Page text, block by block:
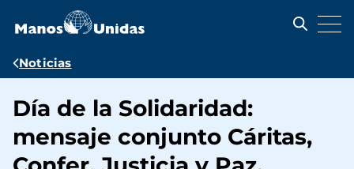
contenido
Ruta
navegación
Noticias
Día de la Solidaridad:
mensaje conjunto Cáritas,